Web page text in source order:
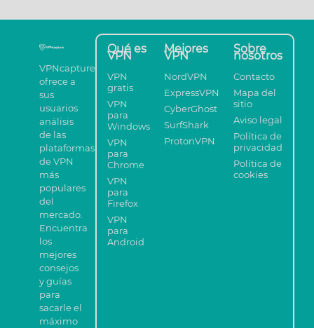
VPNcapture
ofrece a
sus
usuarios
análisis
de las
plataformas
de VPN
más
populares
del
mercado.
Encuentra
los
mejores
consejos
y guías
para
sacarle el
máximo
Qué es
VPN
VPN
gratis
VPN
para
Windows
VPN
para
Chrome
VPN
para
Firefox
VPN
para
Android
Mejores
VPN
NordVPN
ExpressVPN
CyberGhost
SurfShark
ProtonVPN
Sobre
nosotros
Contacto
Mapa del
sitio
Aviso legal
Política de
privacidad
Política de
cookies